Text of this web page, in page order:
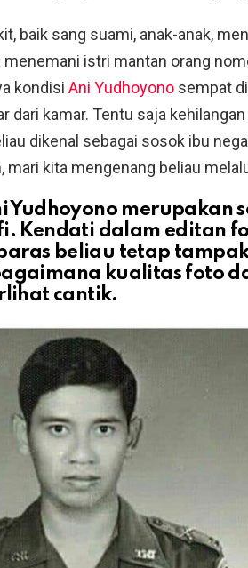
baik sang suami, anak-anak,
istri mantan orang
kondisi Ani Yudhoyono sempat
dari kamar. Tentu saja
dikenal sebagai sosok ibu
mari kita mengenang beliau
Yudhoyono merupakan
Kendati dalam editan
beliau tetap
kualitas foto
cantik.